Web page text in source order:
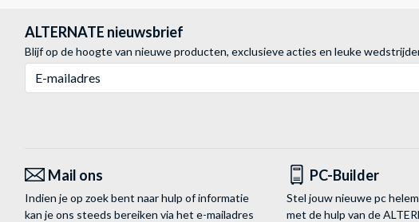
ALTERNATE nieuwsbrief
Blijf op de hoogte van nieuwe producten, exclusieve acties en leuke
Mail ons
Indien je op zoek bent naar hulp of informatie
kan je ons steeds bereiken via het e-mailadres
PC-Builder
Stel jouw nieuwe pc
met de hulp van de